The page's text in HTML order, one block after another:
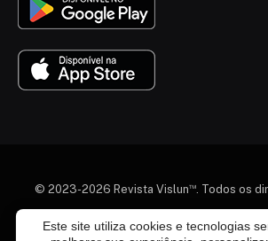
Este site utiliza cookies e tecnologias
© 2023-2026 Revista Vislun™. Todos os
Quem somos Colaboradores